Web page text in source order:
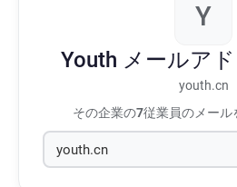
Y
Youth メールア
youth.cn
その企業の7従業員のメール